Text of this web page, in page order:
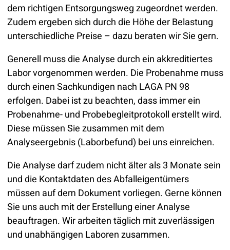
Ein Unternehmen der Service-Hotline: 04542 800 888
dem richtigen Entsorgungsweg zugeordnet werden.
Zudem ergeben sich durch die Höhe der Belastung
unterschiedliche Preise – dazu beraten wir Sie gern.
Generell muss die Analyse durch ein akkreditiertes
Labor vorgenommen werden. Die Probenahme muss
durch einen Sachkundigen nach LAGA PN 98
erfolgen. Dabei ist zu beachten, dass immer ein
Probenahme- und Probebegleitprotokoll erstellt wird.
Diese müssen Sie zusammen mit dem
Analyseergebnis (Laborbefund) bei uns einreichen.
Die Analyse darf zudem nicht älter als 3 Monate sein
und die Kontaktdaten des Abfalleigentümers
müssen auf dem Dokument vorliegen. Gerne können
Sie uns auch mit der Erstellung einer Analyse
beauftragen. Wir arbeiten täglich mit zuverlässigen
und unabhängigen Laboren zusammen.